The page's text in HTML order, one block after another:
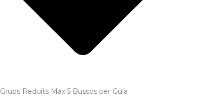
Grups Reduïts Max 5 Bussos per Guia